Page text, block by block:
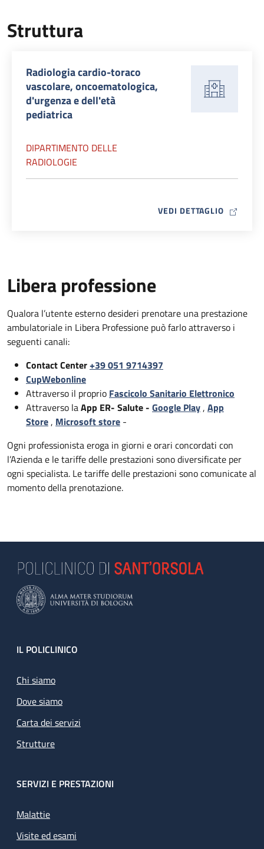
Struttura
Radiologia cardio-toraco
vascolare, oncoematologica,
d'urgenza e dell'età
pediatrica
DIPARTIMENTO DELLE
RADIOLOGIE
VEDI DETTAGLIO MAP ICON
Libera professione
Qualora l’utente esterno desideri prenotare una prestazione
ambulatoriale in Libera Professione può farlo attraverso i
seguenti canali:
Contact Center+39 051 9714397
CupWebonline
Attraverso il proprio Fascicolo Sanitario Elettronico
Attraverso laApp ER- Salute - Google Play, App
Store, Microsoft store -
Ogni professionista eroga in giorni e orari concordati con
l’Azienda e le tariffe delle prestazioni sono diversificate per
ogni specialista. Le tariffe delle prestazioni sono comunicate al
momento della prenotazione.
Footer
IL POLICLINICO
Chi siamo
Dove siamo
Carta dei servizi
Strutture
SERVIZI E PRESTAZIONI
Malattie
Visite ed esami